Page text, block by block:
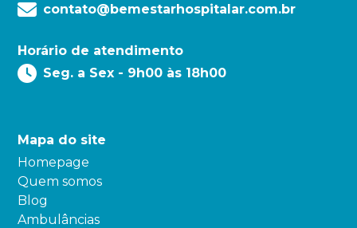
contato@bemestarhospitalar.com.br
Horário de atendimento
Seg. a Sex - 9h00 às 18h00
Mapa do site
Homepage
Quem somos
Blog
Ambulâncias